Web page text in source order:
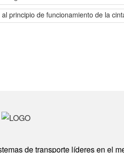
principio de funcionamiento de la
de transporte líderes en el